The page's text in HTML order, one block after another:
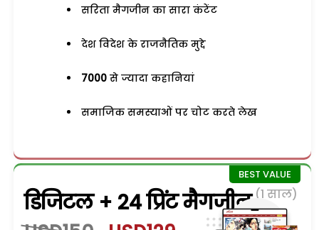
सरिता मैगजीन का सारा कंटेंट
देश विदेश के राजनैतिक मुद्दे
7000 से ज्यादा कहानियां
समाजिक समस्याओं पर चोट करते लेख
डिजिटल + 24 प्रिंट मैगजीन (1 साल)